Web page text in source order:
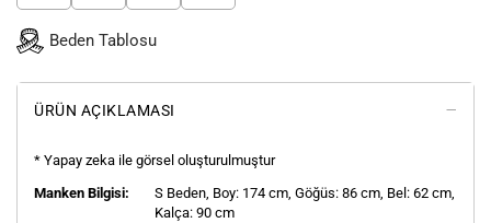
Beden Tablosu
ÜRÜN AÇIKLAMASI
* Yapay zeka ile görsel oluşturulmuştur
Manken Bilgisi:
S Beden, Boy: 174 cm, Göğüs: 86 cm, Bel: 62 cm,
Kalça: 90 cm